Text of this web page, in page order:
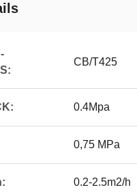
CB/T425
0.4Mpa
0,75 MPa
0.2-2.5m2/h